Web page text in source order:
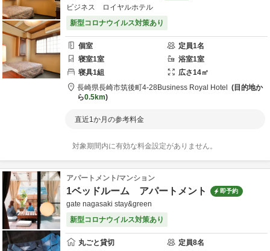
ビジネス ロイヤルホテル
新型コロナウイルス対策あり
個室 定員1名
寝室1室 浴室1室
寝具1組 広さ14㎡
長崎県長崎市筑後町4-28Business Royal Hotel
目的地か
ら0.5km
直近1か月の参考料金
対象期間内に有効な料金設定がありません。
アパートメント/マンション
1ベッドルーム アパートメント 即予約
gate nagasaki stay&green
新型コロナウイルス対策あり
丸ごと貸切 定員8名